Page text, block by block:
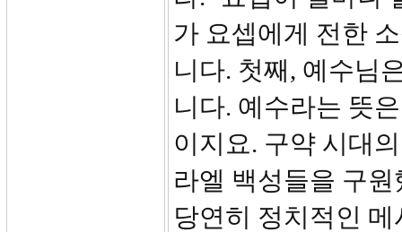
가 요셉에게 전한
니다. 첫째, 예수님
니다. 예수라는 뜻
이지요. 구약 시대
라엘 백성들을 구
당연히 정치적인